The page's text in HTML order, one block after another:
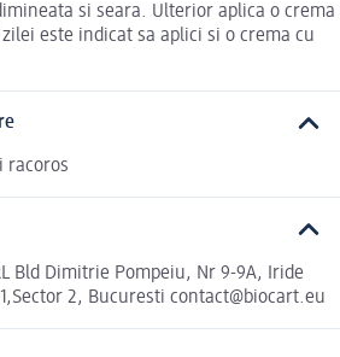
si seara. Ulterior aplica o crema
este indicat sa aplici si o crema cu
racoros
Bld Dimitrie Pompeiu, Nr 9-9A, Iride
2, Bucuresti contact@biocart.eu